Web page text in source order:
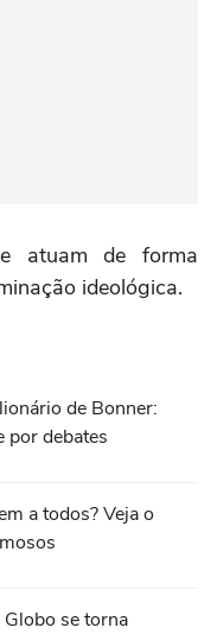
atuam de forma
ideológica.
de Bonner:
por debates
a todos? Veja o
se torna